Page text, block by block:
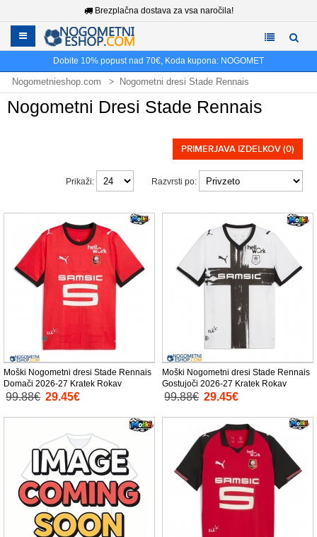
Brezplačna dostava za vsa naročila!
Dobite 10% popust nad 70€, Koda kupona: NOGOMET
Nogometnieshop.com Nogometni dresi Stade Rennais
Nogometni Dresi Stade Rennais
PRIMERJAVA IZDELKOV (0)
Razvrsti po:
Prikaži:
Moški Nogometni dresi Stade Rennais
Domači 2026-27 Kratek Rokav
99.88€ 29.45€
Moški Nogometni dresi Stade Rennais
Gostujoči 2026-27 Kratek Rokav
99.88€ 29.45€